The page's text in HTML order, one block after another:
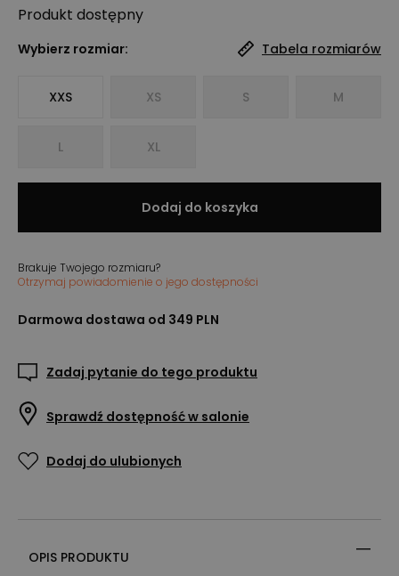
Produkt dostępny
Wybierz rozmiar: Tabela rozmiarów
XXS XS S M
L XL
Dodaj do koszyka
Brakuje Twojego rozmiaru?
Otrzymaj powiadomienie o jego dostępności
Darmowa dostawa od 349 PLN
Zadaj pytanie do tego produktu
Sprawdź dostępność w salonie
Dodaj do ulubionych
OPIS PRODUKTU